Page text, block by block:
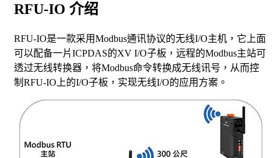
RFU-IO 介绍
RFU-IO是一款采用Modbus通讯协议的无线I/O主机，它上面
可以配备一片ICPDAS的XV I/O子板，远程的Modbus主站可
透过无线转换器，将Modbus命令转换成无线讯号，从而控
制RFU-IO上的I/O子板，实现无线I/O的应用方案。